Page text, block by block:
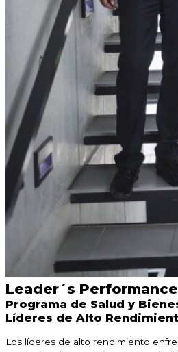
Leader´s Performance
Programa de Salud y
Líderes de Alto
Los líderes de alto rendimiento